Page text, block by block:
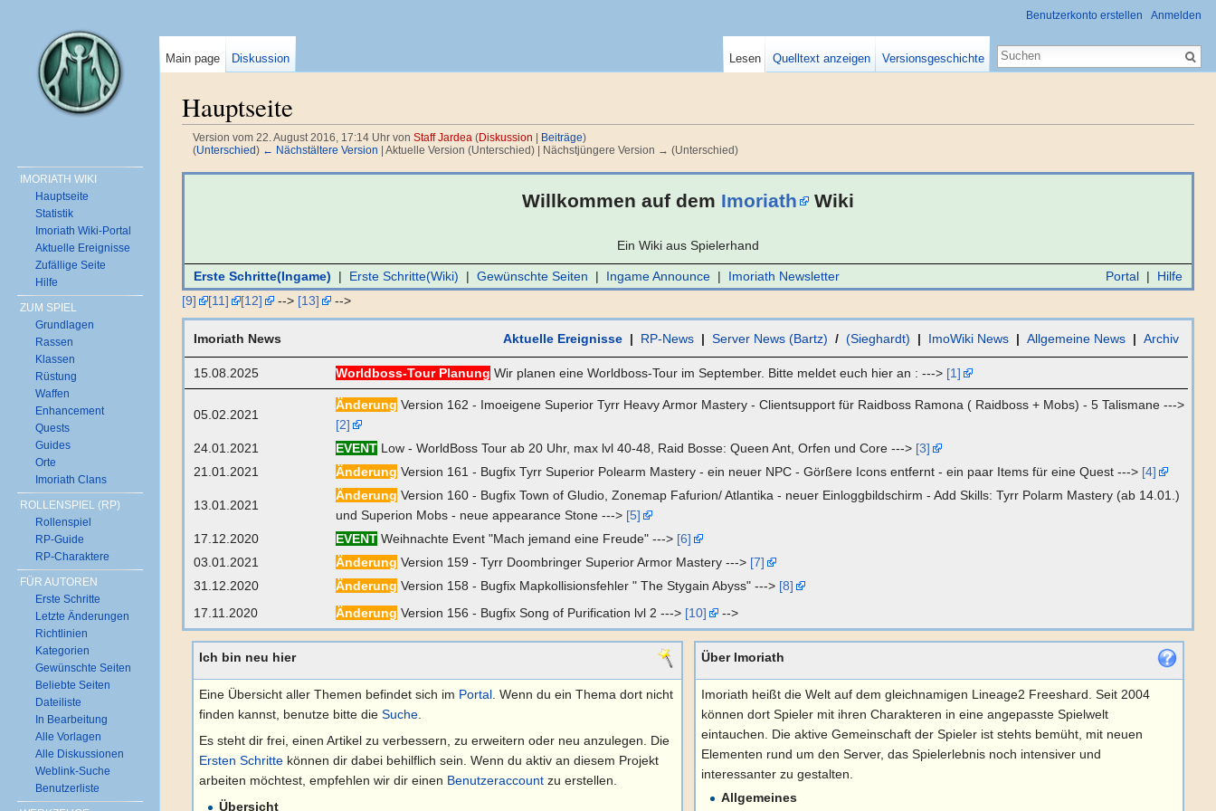
Hauptseite
Version vom 22. August 2016, 17:14 Uhr von Staff Jardea (Diskussion Beiträge)
(Unterschied) ← Nächstältere Version | Aktuelle Version (Unterschied) | Nächstjüngere Version → (Unterschied)
Willkommen auf dem Imoriath Wiki
Ein Wiki aus Spielerhand
Erste Schritte(Ingame) | Erste Schritte(Wiki) | Gewünschte Seiten | Ingame Announce | Imoriath Newsletter Portal | Hilfe
[9]
[11] [12] --> [13] -->
Imoriath News Aktuelle Ereignisse | RP-News | Server News (Bartz) / (Sieghardt) | ImoWiki News | Allgemeine News | Archiv
15.08.2025 Worldboss-Tour Planung Wir planen eine Worldboss-Tour im September. Bitte meldet euch hier an : ---> [1]
05.02.2021
Änderung Version 162 - Imoeigene Superior Tyrr Heavy Armor Mastery - Clientsupport für Raidboss Ramona ( Raidboss + Mobs) - 5 Talismane --->
[2]
24.01.2021
EVENT Low - WorldBoss Tour ab 20 Uhr, max lvl 40-48, Raid Bosse: Queen Ant, Orfen und Core ---> [3]
21.01.2021
Änderung Version 161 - Bugfix Tyrr Superior Polearm Mastery - ein neuer NPC - Görßere Icons entfernt - ein paar Items für eine Quest ---> [4]
13.01.2021
Änderung Version 160 - Bugfix Town of Gludio, Zonemap Fafurion/ Atlantika - neuer Einloggbildschirm - Add Skills: Tyrr Polarm Mastery (ab 14.01.)
und Superion Mobs - neue appearance Stone ---> [5]
17.12.2020
EVENT Weihnachte Event "Mach jemand eine Freude" ---> [6]
03.01.2021
Änderung Version 159 - Tyrr Doombringer Superior Armor Mastery ---> [7]
31.12.2020
Änderung Version 158 - Bugfix Mapkollisionsfehler " The Stygain Abyss" ---> [8]
17.11.2020
Änderung Version 156 - Bugfix Song of Purification lvl 2 ---> [10] -->
Ich bin neu hier
Eine Übersicht aller Themen befindet sich im Portal. Wenn du ein Thema dort nicht
finden kannst, benutze bitte die Suche.
Es steht dir frei, einen Artikel zu verbessern, zu erweitern oder neu anzulegen. Die
Ersten Schrittekönnen dir dabei behilflich sein. Wenn du aktiv an diesem Projekt
arbeiten möchtest, empfehlen wir dir einen Benutzeraccountzu erstellen.
Übersicht
Über Imoriath
Imoriath heißt die Welt auf dem gleichnamigen Lineage2 Freeshard. Seit 2004
können dort Spieler mit ihren Charakteren in eine angepasste Spielwelt
eintauchen. Die aktive Gemeinschaft der Spieler ist stehts bemüht, mit neuen
Elementen rund um den Server, das Spielerlebnis noch intensiver und
interessanter zu gestalten.
Allgemeines
Benutzerkonto erstellen Anmelden
Main page Diskussion Lesen Quelltext anzeigen Versionsgeschichte
IMORIATH WIKI
Hauptseite
Statistik
Imoriath Wiki-Portal
Aktuelle Ereignisse
Zufällige Seite
Hilfe
ZUM SPIEL
Grundlagen
Rassen
Klassen
Rüstung
Waffen
Enhancement
Quests
Guides
Orte
Imoriath Clans
ROLLENSPIEL (RP)
Rollenspiel
RP-Guide
RP-Charaktere
FÜR AUTOREN
Erste Schritte
Letzte Änderungen
Richtlinien
Kategorien
Gewünschte Seiten
Beliebte Seiten
Dateiliste
In Bearbeitung
Alle Vorlagen
Alle Diskussionen
Weblink-Suche
Benutzerliste